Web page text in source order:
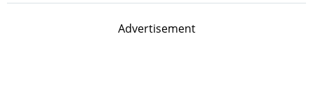
Advertisement